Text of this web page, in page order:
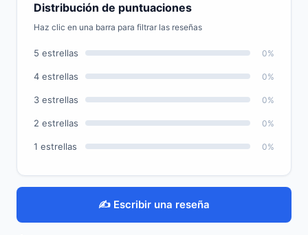
Distribución de puntuaciones
Haz clic en una barra para filtrar las reseñas
5 estrellas 0%
4 estrellas 0%
3 estrellas 0%
2 estrellas 0%
1 estrellas 0%
✍️ Escribir una reseña